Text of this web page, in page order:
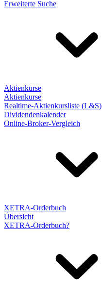
Erweiterte Suche
Aktienkurse
Aktienkurse
Realtime-Aktienkursliste (L&S)
Dividendenkalender
Online-Broker-Vergleich
XETRA-Orderbuch
Übersicht
XETRA-Orderbuch?